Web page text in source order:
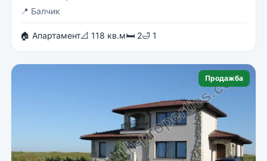
📍 Балчик
🏠 Апартамент📐 118 кв.м🛏 2🛁 1
Продажба